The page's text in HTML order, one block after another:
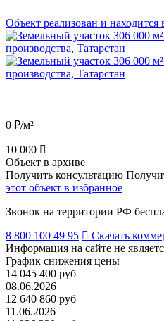
Объект реализован и находится
0 ₽/м²
10 000
Объект в архиве
Получить консультацию
этот объект в избранное
Звонок на территории РФ
8 800 100 49 95
Скачать
Информация на сайте не
График снижения цены
14 045 400 руб
08.06.2026
12 640 860 руб
11.06.2026